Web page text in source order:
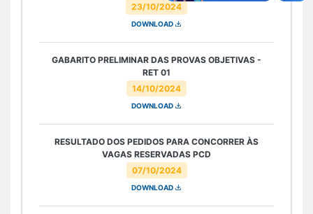
23/10/2024
DOWNLOAD
14/10/2024
GABARITO PRELIMINAR DAS PROVAS OBJETIVAS -
RET 01
DOWNLOAD
07/10/2024
RESULTADO DOS PEDIDOS PARA CONCORRER ÀS
VAGAS RESERVADAS PCD
DOWNLOAD